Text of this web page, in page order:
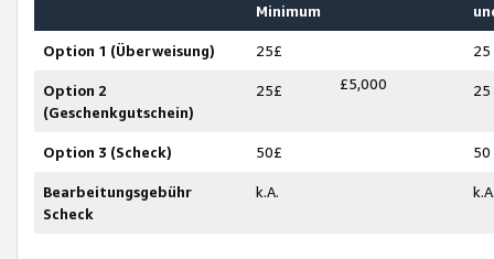
Minimum
Option 1 (Überweisung) 25£ 25
Option 2
(Geschenkgutschein)
25£ £5,000 25
Option 3 (Scheck) 50£ 50
Bearbeitungsgebühr
Scheck
k.A.